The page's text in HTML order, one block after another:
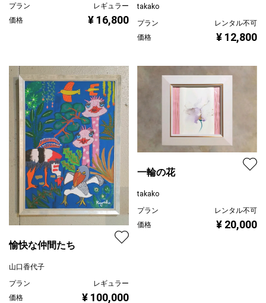
プラン
レギュラー
価格
¥ 16,800
takako
プラン
レンタル不可
価格
¥ 12,800
愉快な仲間たち
山口香代子
プラン
レギュラー
価格
¥ 100,000
一輪の花
takako
プラン
レンタル不可
価格
¥ 20,000